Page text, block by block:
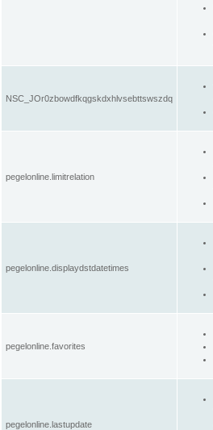
NSC_JOr0zbowdfkqgskdxhlvsebttswszdq
pegelonline.limitrelation
pegelonline.displaydstdatetimes
pegelonline.favorites
pegelonline.lastupdate